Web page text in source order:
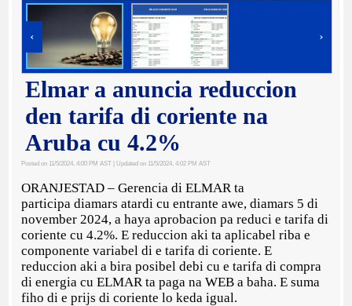
‹ ›
Elmar a anuncia reduccion
den tarifa di coriente na
Aruba cu 4.2%
Posted on 11/5/2024, 4:00 PM AST | Updated on 11/5/2024, 4:02 PM AST
ORANJESTAD – Gerencia di ELMAR ta
participa diamars atardi cu entrante awe, diamars 5 di
november 2024, a haya aprobacion pa reduci e tarifa di
coriente cu 4.2%. E reduccion aki ta aplicabel riba e
componente variabel di e tarifa di coriente. E
reduccion aki a bira posibel debi cu e tarifa di compra
di energia cu ELMAR ta paga na WEB a baha. E suma
fiho di e prijs di coriente lo keda igual.